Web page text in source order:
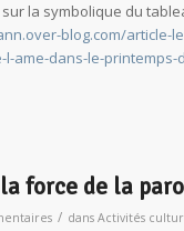
la symbolique du
blog.com/article-
ame-dans-le-printemps-
la force de la
/ dans Activités